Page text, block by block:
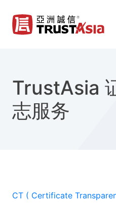
TrustAsia
志服务
CT ( Certificate